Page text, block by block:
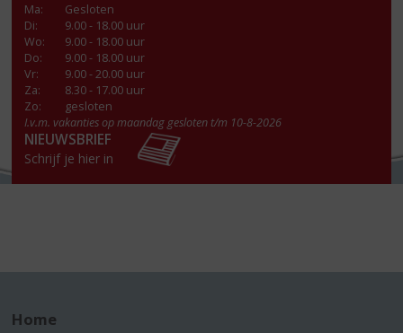
Ma:
Gesloten
Di:
9.00 - 18.00 uur
Wo:
9.00 - 18.00 uur
Do:
9.00 - 18.00 uur
Vr:
9.00 - 20.00 uur
Za:
8.30 - 17.00 uur
Zo:
gesloten
I.v.m. vakanties op maandag gesloten t/m 10-8-2026
NIEUWSBRIEF
Schrijf je hier in
Home